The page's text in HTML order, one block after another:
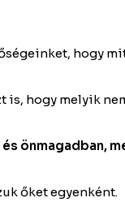
hogy
hogy melyik
önmagadban,
őket egyenként.